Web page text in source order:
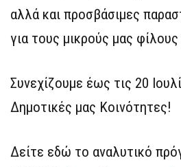
αλλά και προσβάσιμες
για τους μικρούς μας
Συνεχίζουμε έως τις 20
Δημοτικές μας Κοινότητες!
Δείτε εδώ το αναλυτικό